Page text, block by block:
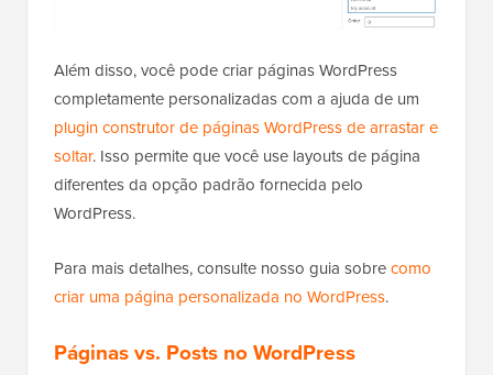
Além disso, você pode criar páginas WordPress
completamente personalizadas com a ajuda de um
plugin construtor de páginas WordPress de arrastar e
soltar. Isso permite que você use layouts de página
diferentes da opção padrão fornecida pelo
WordPress.
Para mais detalhes, consulte nosso guia sobrecomo
criar uma página personalizada no WordPress.
Páginas vs. Posts no WordPress